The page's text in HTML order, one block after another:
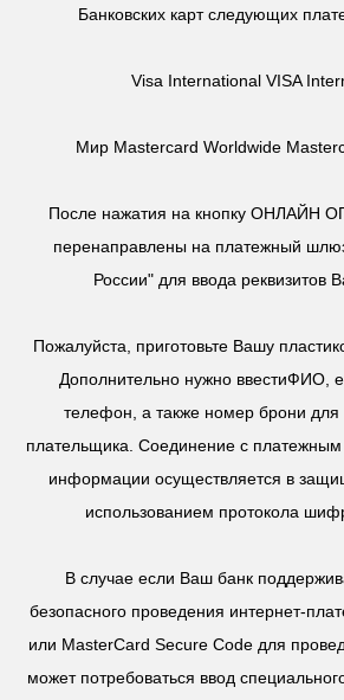
Банковских карт следующих
Visa International VISA
Мир Mastercard Worldwide
После нажатия на кнопку ОНЛАЙН
перенаправлены на платежный
России" для ввода реквизитов
Пожалуйста, приготовьте Вашу
Дополнительно нужно ввестиФИО,
телефон, а также номер брони для
плательщика. Соединение с
информации осуществляется в
использованием протокола
В случае если Ваш банк
безопасного проведения интернет-
или MasterCard Secure Code для
может потребоваться ввод